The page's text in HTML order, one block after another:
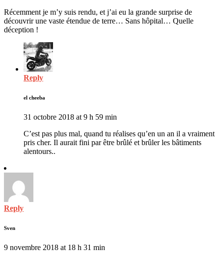
Récemment je m’y suis rendu, et j’ai eu la grande surprise de
découvrir une vaste étendue de terre… Sans hôpital… Quelle
déception !
Reply
el cheeba
31 octobre 2018 at 9 h 59 min
C’est pas plus mal, quand tu réalises qu’en un an il a vraiment
pris cher. Il aurait fini par être brûlé et brûler les bâtiments
alentours..
Reply
Sven
9 novembre 2018 at 18 h 31 min